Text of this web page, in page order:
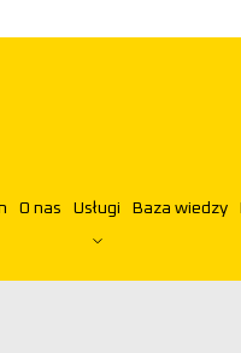
O nas Usługi Baza wiedzy